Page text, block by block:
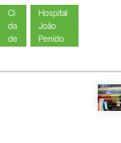
Ci
da
de
Hospital
João
Penido